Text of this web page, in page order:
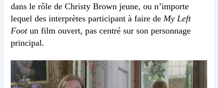
dans le rôle de Christy Brown jeune, ou n’importe
lequel des interprètes participant à faire deMy Left
Footun film ouvert, pas centré sur son personnage
principal.